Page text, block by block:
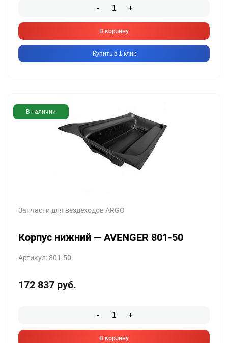
- +
В корзину
Купить в 1 клик
В наличии
Запчасти для вездеходов ARGO
Корпус нижний — AVENGER 801-50
Артикул: 801-50
172 837 руб.
- +
В корзину